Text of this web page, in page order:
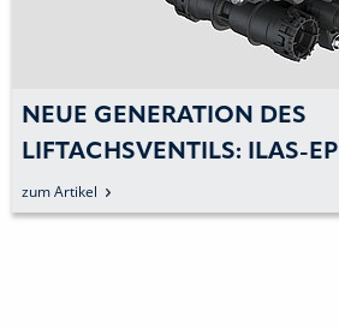
NEUE GENERATION DES
LIFTACHSVENTILS: ILAS-EP
zum Artikel